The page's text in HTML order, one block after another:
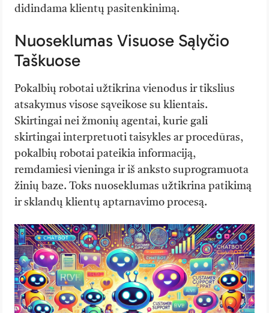
didindama klientų pasitenkinimą.
Nuoseklumas Visuose Sąlyčio
Taškuose
Pokalbių robotai užtikrina vienodus ir tikslius
atsakymus visose sąveikose su klientais.
Skirtingai nei žmonių agentai, kurie gali
skirtingai interpretuoti taisykles ar procedūras,
pokalbių robotai pateikia informaciją,
remdamiesi vieninga ir iš anksto suprogramuota
žinių baze. Toks nuoseklumas užtikrina patikimą
ir sklandų klientų aptarnavimo procesą.